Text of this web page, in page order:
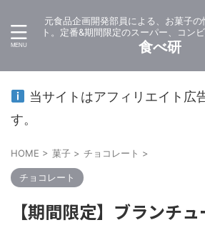
元食品企画開発部員による、お菓子の
ト。定番&期間限定のスーパー、コン
食べ研
当サイトはアフィリエイト広
す。
HOME > 菓子 > チョコレート >
チョコレート
【期間限定】ブランチ